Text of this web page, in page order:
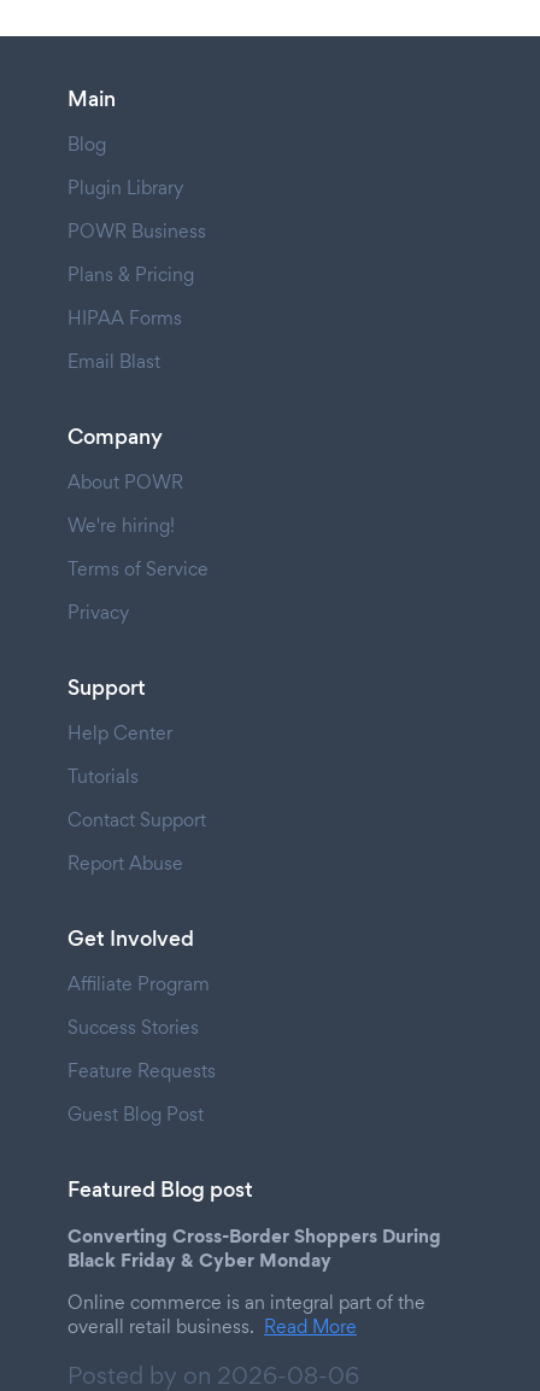
Main
Blog
Plugin Library
POWR Business
Plans & Pricing
HIPAA Forms
Email Blast
Company
About POWR
We're hiring!
Terms of Service
Privacy
Support
Help Center
Tutorials
Contact Support
Report Abuse
Get Involved
Affiliate Program
Success Stories
Feature Requests
Guest Blog Post
Featured Blog post
Converting Cross-Border Shoppers During
Black Friday & Cyber Monday
Online commerce is an integral part of the
overall retail business. Read More
Posted by on 2026-08-06